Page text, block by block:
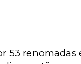
53 renomadas